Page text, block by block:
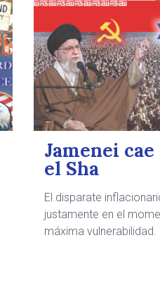
Jamenei cae
el Sha
El disparate
justamente en el
máxima vulnerabilidad.